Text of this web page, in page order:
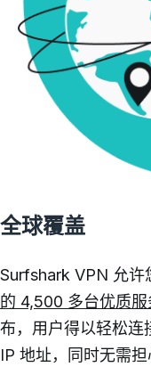
全球覆盖
Surfshark VPN 允许
的 4,500 多台优质服
布，用户得以轻松连
IP 地址，同时无需担